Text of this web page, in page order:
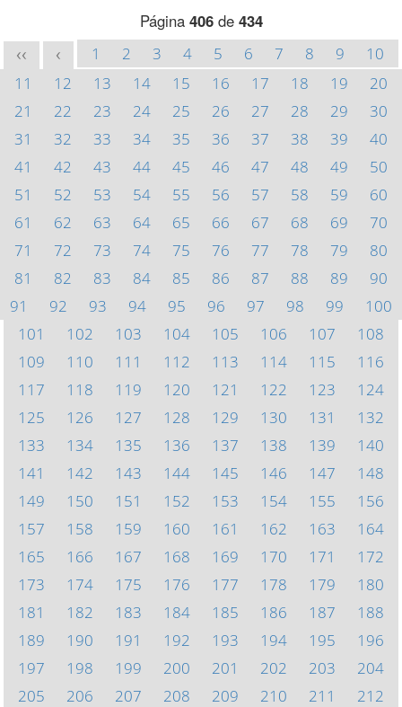
Página 406de 434
<< < 1 2 3 4 5 6 7 8 9
10
11
12 13 14 15 16 17 18 19
20
21
22 23 24 25 26 27 28 29
30
31
32 33 34 35 36 37 38 39
40
41
42 43 44 45 46 47 48 49
50
51
52 53 54 55 56 57 58 59
60
61
62 63 64 65 66 67 68 69
70
71
72 73 74 75 76 77 78 79
80
81
82 83 84 85 86 87 88 89
90
91
92 93 94 95 96 97 98 99
100
101
102 103 104 105 106 107
108
109
110 111 112 113 114 115
116
117
118 119 120 121 122 123
124
125
126 127 128 129 130 131
132
133
134 135 136 137 138 139
140
141
142 143 144 145 146 147
148
149
150 151 152 153 154 155
156
157
158 159 160 161 162 163
164
165
166 167 168 169 170 171
172
173
174 175 176 177 178 179
180
181
182 183 184 185 186 187
188
189
190 191 192 193 194 195
196
197
198 199 200 201 202 203
204
205
206 207 208 209 210 211
212